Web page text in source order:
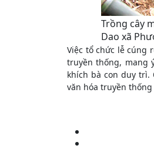
Trồng cây
Dao xã
Việc tổ chức lễ cúng
truyền thống, mang
khích bà con duy trì.
văn hóa truyền